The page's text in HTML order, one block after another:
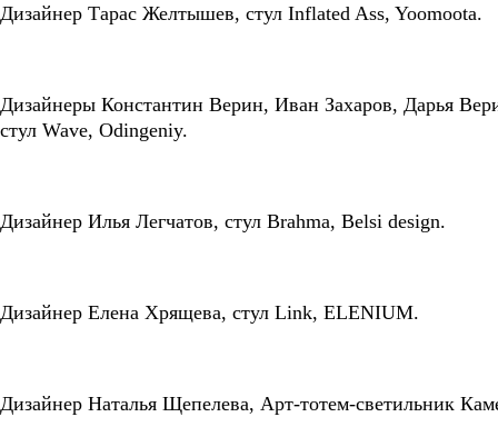
Дизайнер Тарас Желтышев, стул Inflated Ass, Yoomoota.
Дизайнеры Константин Верин, Иван Захаров, Дарья
стул Wave, Odingeniy.
Дизайнер Илья Легчатов, стул Brahma, Belsi design.
Дизайнер Елена Хрящева, стул Link, ELENIUM.
Дизайнер Наталья Щепелева, Арт-тотем-светильник